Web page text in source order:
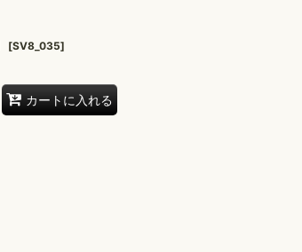
[SV8_035]
カートに入れる